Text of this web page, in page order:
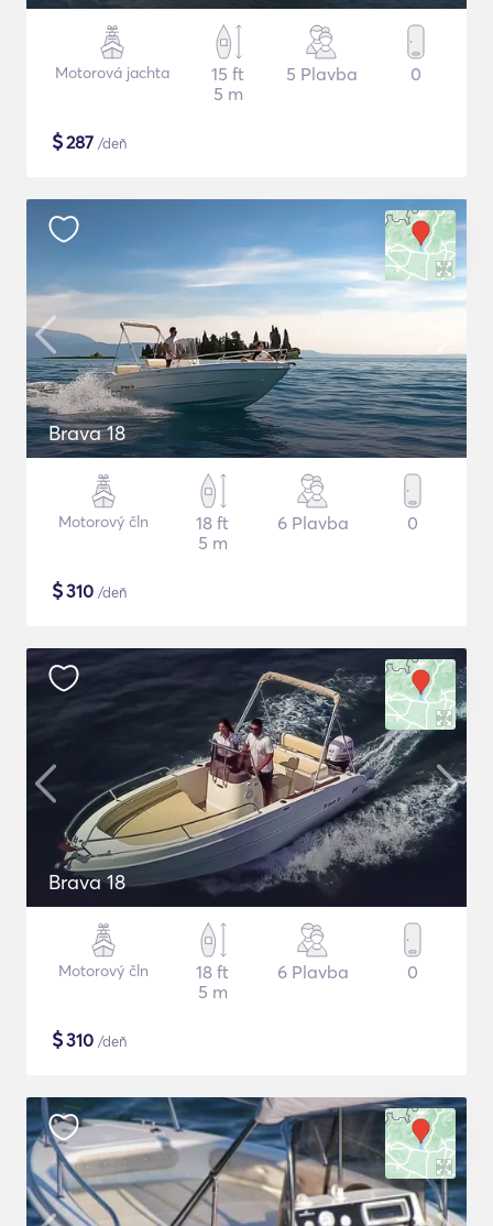
Motorová jachta
15 ft
5 m
5 Plavba 0
$287 /deň
Brava 18
Motorový čln
18 ft
5 m
6 Plavba 0
$310 /deň
Brava 18
Motorový čln
18 ft
5 m
6 Plavba 0
$310 /deň